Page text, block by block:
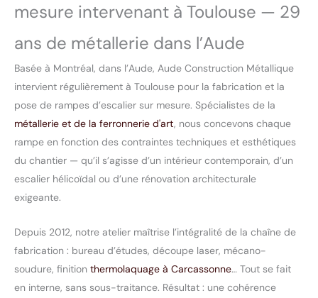
mesure intervenant à Toulouse — 29
ans de métallerie dans l’Aude
Basée à Montréal, dans l’Aude, Aude Construction Métallique
intervient régulièrement à Toulouse pour la fabrication et la
pose de rampes d’escalier sur mesure. Spécialistes de la
métallerie et de la ferronnerie d'art, nous concevons chaque
rampe en fonction des contraintes techniques et esthétiques
du chantier — qu’il s’agisse d’un intérieur contemporain, d’un
escalier hélicoïdal ou d’une rénovation architecturale
exigeante.
Depuis 2012, notre atelier maîtrise l’intégralité de la chaîne de
fabrication : bureau d’études, découpe laser, mécano-
soudure, finition thermolaquage à Carcassonne… Tout se fait
en interne, sans sous-traitance. Résultat : une cohérence